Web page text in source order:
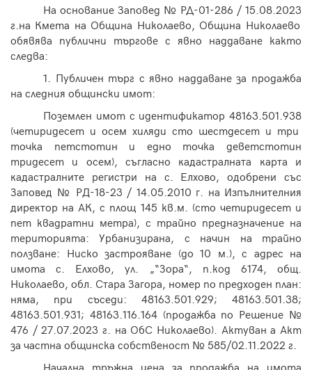
На основание Заповед № РД-01-286 / 15.08.2023
г.на Кмета на Община Николаево, Община Николаево
обявява публични търгове с явно наддаване както
следва:
1. Публичен търг с явно наддаване за продажба
на следния общински имот:
Поземлен имот с идентификатор 48163.501.938
(четиридесет и осем хиляди сто шестдесет и три
точка петстотин и едно точка деветстотин
тридесет и осем), съгласно кадастралната карта и
кадастралните регистри на с. Елхово, одобрени със
Заповед № РД-18-23 / 14.05.2010 г. на Изпълнителния
директор на АК, с площ 145 кв.м. (сто четиридесет и
пет квадратни метра), с трайно предназначение на
територията:Урбанизирана, с начин на трайно
ползване: Ниско застрояване (до 10 м.), с адрес на
имота с. Елхово, ул. „“Зора“, п.код 6174, общ.
Николаево, обл. Стара Загора, номер по предходен план:
няма, при съседи: 48163.501.929; 48163.501.38;
48163.501.931; 48163.116.164 (продажба по Решение №
476 / 27.07.2023 г. на ОбС Николаево). Актуван а Акт
за частна общинска собственост № 585/02.11.2022 г.